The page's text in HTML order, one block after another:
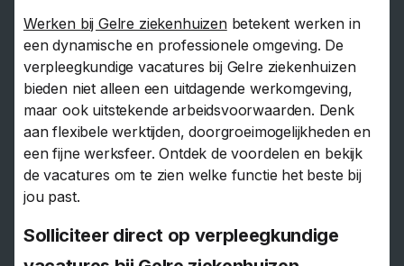
Werken bij Gelre ziekenhuizenbetekent werken in
een dynamische en professionele omgeving. De
verpleegkundige vacatures bij Gelre ziekenhuizen
bieden niet alleen een uitdagende werkomgeving,
maar ook uitstekende arbeidsvoorwaarden. Denk
aan flexibele werktijden, doorgroeimogelijkheden en
een fijne werksfeer. Ontdek de voordelen en bekijk
de vacatures om te zien welke functie het beste bij
jou past.
Solliciteer direct op verpleegkundige